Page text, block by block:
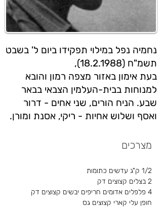
נחמיה נפל במילוי תפקידו ביום ל' בשבט
תשמ"ח (18.2.1988),
בעת אימון באזור מצפה רמון והובא
למנוחות בבית-העלמין הצבאי בבאר
שבע. הניח הורים, שני אחים - דרור
ואסף ושלוש אחיות - ריקי, אסנת ומורן.
מצרכים
1/2 ק"ג עדשים כתומות
2 בצלים קצוצים דק
4 פלפלים אדומים חריפים יבשים קצוצים דק
חופן עלי קארי קצוצים גס